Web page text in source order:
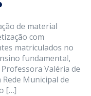
de material
com
matriculados no
fundamental,
Valéria de
Municipal de
[…]